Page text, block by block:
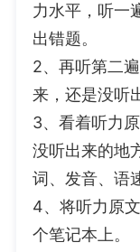
力水平，听一
出错题。
2、再听第二
来，还是没听
3、看着听力
没听出来的地
词、发音、语
4、将听力原
个笔记本上。